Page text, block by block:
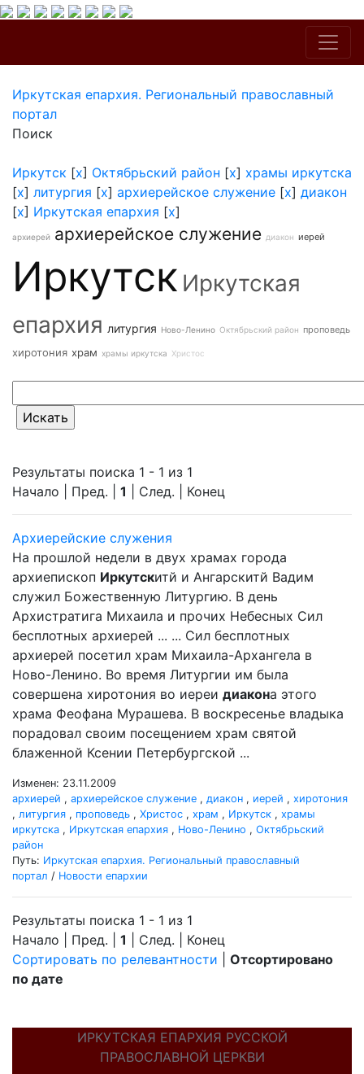
Иркутская епархия. Региональный православный
портал
Поиск
Иркутск [x] Октябрьский район [x] храмы иркутска
[x] литургия [x] архиерейское служение [x] диакон
[x] Иркутская епархия [x]
архиерей архиерейское служение диакон иерей
Иркутск Иркутская
епархия литургия Ново-Ленино Октябрьский район проповедь
хиротония храм храмы иркутска Христос
Результаты поиска 1 - 1 из 1
Начало | Пред. | 1 | След. | Конец
Архиерейские служения
На прошлой недели в двух храмах города
архиепископ Иркутскитй и Ангарскитй Вадим
служил Божественную Литургию. В день
Архистратига Михаила и прочих Небесных Сил
бесплотных архиерей ... ... Сил бесплотных
архиерей посетил храм Михаила-Архангела в
Ново-Ленино. Во время Литургии им была
совершена хиротония во иереи диакона этого
храма Феофана Мурашева. В воскресенье владыка
порадовал своим посещением храм святой
блаженной Ксении Петербургской ...
Изменен: 23.11.2009
архиерей , архиерейское служение , диакон , иерей , хиротония
, литургия , проповедь , Христос , храм , Иркутск , храмы
иркутска , Иркутская епархия , Ново-Ленино , Октябрьский
район
Путь: Иркутская епархия. Региональный православный
портал / Новости епархии
Результаты поиска 1 - 1 из 1
Начало | Пред. | 1 | След. | Конец
Сортировать по релевантности
Отсортировано
по дате
ИРКУТСКАЯ ЕПАРХИЯ РУССКОЙ
ПРАВОСЛАВНОЙ ЦЕРКВИ